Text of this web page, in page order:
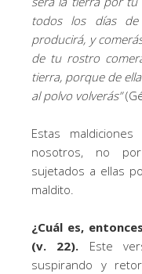
todos los días
producirá, y
de tu rostro
tierra, porque de
al polvo volverás”
Estas
nosotros, no
sujetados a ellas
maldito.
¿Cuál es,
(v. 22). Este
suspirando y